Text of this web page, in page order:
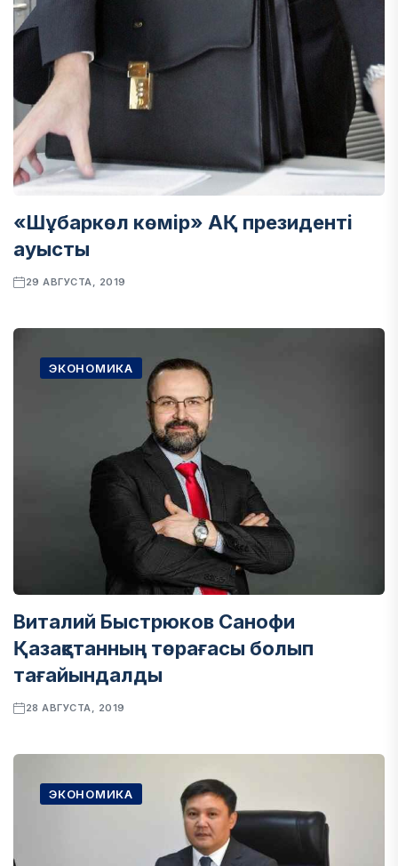
«Шұбаркөл көмір» АҚ президенті
ауысты
29 АВГУСТА, 2019
ЭКОНОМИКА
Виталий Быстрюков Санофи
Қазақстанның төрағасы болып
тағайындалды
28 АВГУСТА, 2019
ЭКОНОМИКА